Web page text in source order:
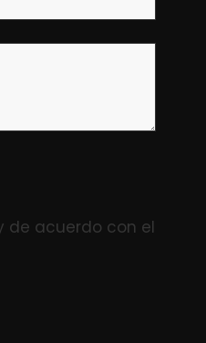
de acuerdo con el